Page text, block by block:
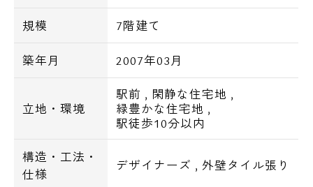
ゴミステーションやお荷物の受け取りに、
欠かせない宅配ボックスを完備。
室内設備も大変充実のため弊社でも、
お勧めの物件です。
■モニター付インターホン
■オートロック
規模 7階建て
築年月 2007年03月
立地・環境
駅前 , 閑静な住宅地 ,
緑豊かな住宅地 ,
駅徒歩10分以内
構造・工法・
仕様
デザイナーズ , 外壁タイル張り